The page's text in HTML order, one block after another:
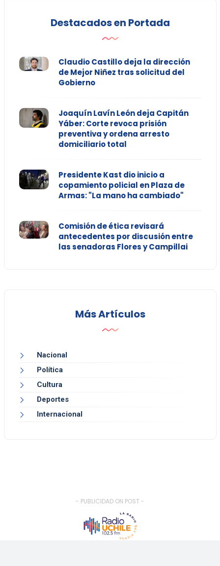
Destacados en Portada
Claudio Castillo deja la dirección
de Mejor Niñez tras solicitud del
Gobierno
Joaquín Lavín León deja Capitán
Yáber: Corte revoca prisión
preventiva y ordena arresto
domiciliario total
Presidente Kast dio inicio a
copamiento policial en Plaza de
Armas: "La mano ha cambiado"
Comisión de ética revisará
antecedentes por discusión entre
las senadoras Flores y Campillai
Más Artículos
Nacional
Política
Cultura
Deportes
Internacional
- PUBLICIDAD ON POST -